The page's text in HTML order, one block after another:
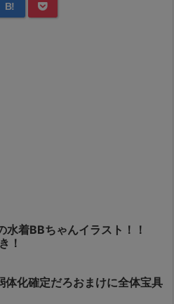
B!
水着BBちゃんイラスト！！
！
体化確定だろおまけに全体宝具